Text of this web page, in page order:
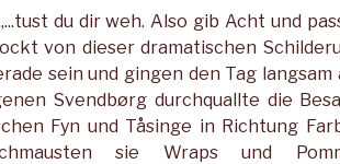
du dir weh. Also gib Acht und
von dieser dramatischen
sein und gingen den Tag langsam
Svendbørg durchquallte die
Fyn und Tåsinge in Richtung
sie Wraps und